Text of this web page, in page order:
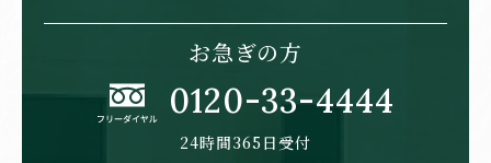
お急ぎの方
0120-33-4444
24時間365日受付